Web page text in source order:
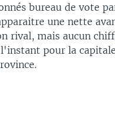
bureau de vote
une nette
rival, mais aucun
pour la